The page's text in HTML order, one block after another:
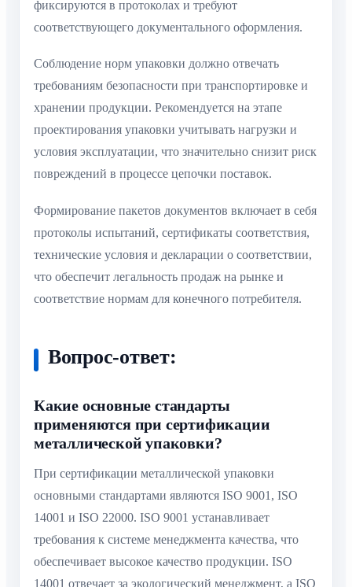
фиксируются в протоколах и требуют
соответствующего документального оформления.
Соблюдение норм упаковки должно отвечать
требованиям безопасности при транспортировке и
хранении продукции. Рекомендуется на этапе
проектирования упаковки учитывать нагрузки и
условия эксплуатации, что значительно снизит риск
повреждений в процессе цепочки поставок.
Формирование пакетов документов включает в себя
протоколы испытаний, сертификаты соответствия,
технические условия и декларации o соответствии,
что обеспечит легальность продаж на рынке и
соответствие нормам для конечного потребителя.
Вопрос-ответ:
Какие основные стандарты
применяются при сертификации
металлической упаковки?
При сертификации металлической упаковки
основными стандартами являются ISO 9001, ISO
14001 и ISO 22000. ISO 9001 устанавливает
требования к системе менеджмента качества, что
обеспечивает высокое качество продукции. ISO
14001 отвечает за экологический менеджмент, а ISO